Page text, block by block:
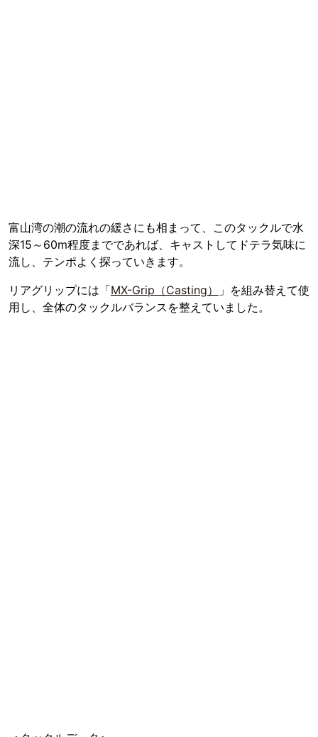
富山湾の潮の流れの緩さにも相まって、このタックルで水
深15～60m程度までであれば、キャストしてドテラ気味に
流し、テンポよく探っていきます。
リアグリップには「MX-Grip（Casting）
」を組み替えて使
用し、全体のタックルバランスを整えていました。